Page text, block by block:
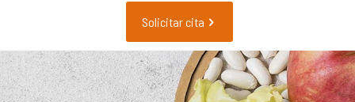
Solicitar cita